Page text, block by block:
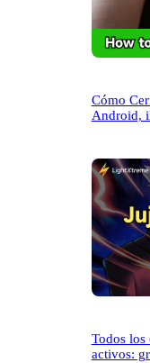
Cómo
Android,
Todos
activos: